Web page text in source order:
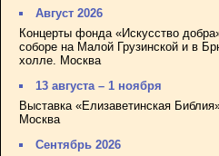
Август 2026
Концерты фонда «Искусство
соборе на Малой Грузинской и в
холле. Москва
13 августа – 1 ноября
Выставка «Елизаветинская
Москва
Сентябрь 2026